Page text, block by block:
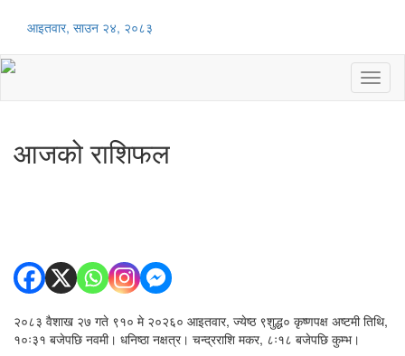
आइतवार, साउन २४, २०८३
आजको राशिफल
२०८३ वैशाख २७ गते ९१० मे २०२६० आइतवार, ज्येष्ठ ९शुद्ध० कृष्णपक्ष अष्टमी तिथि,
१०ः३१ बजेपछि नवमी। धनिष्ठा नक्षत्र। चन्द्रराशि मकर, ८ः१८ बजेपछि कुम्भ।